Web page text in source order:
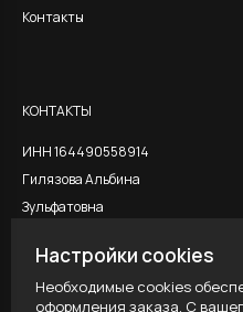
Контакты
КОНТАКТЫ
ИНН 164490558914
Гилязова Альбина
Зульфатовна
ЮРИДИЧЕСКАЯ ИНФОРМАЦИЯ
Настройки cookies
Необходимые cookies
оформления заказа. С